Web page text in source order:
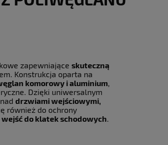
zapewniające skuteczną
Konstrukcja oparta na
komorowy i aluminium,
Dzięki uniwersalnym
drzwiami wejściowymi,
również do ochrony
wejść do klatek schodowych.